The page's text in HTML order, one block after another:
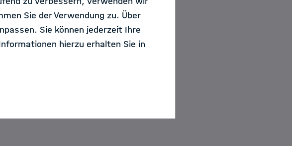
wo er die Abteilungen für
und Integrierte
sowie das Reasoning and
auf vertrauenswürdiger KI
zwischen maschinellem Denken
Sie der Verwendung zu. Über
Sie können jederzeit Ihre
hierzu erhalten Sie in